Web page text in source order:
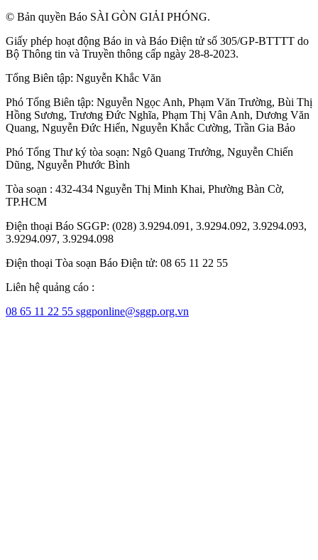
© Bản quyền Báo SÀI GÒN GIẢI PHÓNG.
Giấy phép hoạt động Báo in và Báo Điện tử số 305/GP-BTTTT do
Bộ Thông tin và Truyền thông cấp ngày 28-8-2023.
Tổng Biên tập: Nguyễn Khắc Văn
Phó Tổng Biên tập: Nguyễn Ngọc Anh, Phạm Văn Trường, Bùi Thị
Hồng Sương, Trương Đức Nghĩa, Phạm Thị Vân Anh, Dương Văn
Quang, Nguyễn Đức Hiển, Nguyễn Khắc Cường, Trần Gia Bảo
Phó Tổng Thư ký tòa soạn: Ngô Quang Trưởng, Nguyễn Chiến
Dũng, Nguyễn Phước Bình
Tòa soạn : 432-434 Nguyễn Thị Minh Khai, Phường Bàn Cờ,
TP.HCM
Điện thoại Báo SGGP: (028) 3.9294.091, 3.9294.092, 3.9294.093,
3.9294.097, 3.9294.098
Điện thoại Tòa soạn Báo Điện tử: 08 65 11 22 55
Liên hệ quảng cáo :
08 65 11 22 55 sggponline@sggp.org.vn